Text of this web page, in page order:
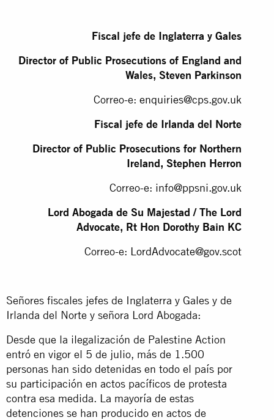
Fiscal jefe de Inglaterra y Gales
Director of Public Prosecutions of England and
Wales, Steven Parkinson
Correo-e:enquiries@cps.gov.uk
Fiscal jefe de Irlanda del Norte
Director of Public Prosecutions for Northern
Ireland, Stephen Herron
Correo-e: info@ppsni.gov.uk
Lord Abogada de Su Majestad / The Lord
Advocate, Rt Hon Dorothy Bain KC
Correo-e: LordAdvocate@gov.scot
Señores fiscales jefes de Inglaterra y Gales y de
Irlanda del Norte y señora Lord Abogada:
Desde que la ilegalización de Palestine Action
entró en vigor el 5 de julio, más de 1.500
personas han sido detenidas en todo el país por
su participación en actos pacíficos de protesta
contra esa medida. La mayoría de estas
detenciones se han producido en actos de